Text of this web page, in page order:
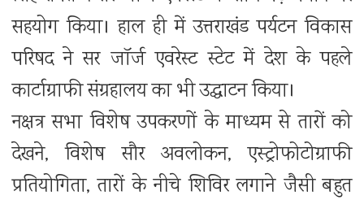
सहयोग किया। हाल ही में उत्तराखंड पर्यटन विकास
परिषद ने सर जॉर्ज एवरेस्ट स्टेट में देश के पहले
कार्टाग्राफी संग्रहालय का भी उद्घाटन किया।
नक्षत्र सभा विशेष उपकरणों के माध्यम से तारों को
देखने, विशेष सौर अवलोकन, एस्ट्रोफोटोग्राफी
प्रतियोगिता, तारों के नीचे शिविर लगाने जैसी बहुत